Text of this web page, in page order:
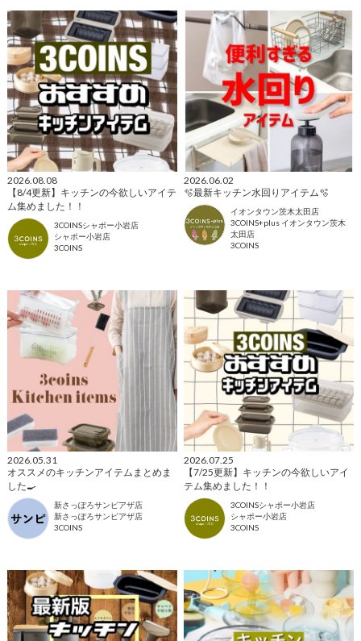
2026.08.08
【8/4更新】キッチンの今欲しいアイテ
ム集めました！！
3COINSシャポー小岩店
シャポー小岩店
3COINS
2026.06.02
🫧最新キッチン水回りアイテム🫧
イオンタウン茨木太田店
3COINS+plus イオンタウン茨木
太田店
3COINS
2026.05.31
オススメのキッチンアイテムまとめま
した🍳
新さっぽろサンピアザ店
新さっぽろサンピアザ店
3COINS
2026.07.25
【7/25更新】キッチンの今欲しいアイ
テム集めました！！
3COINSシャポー小岩店
シャポー小岩店
3COINS